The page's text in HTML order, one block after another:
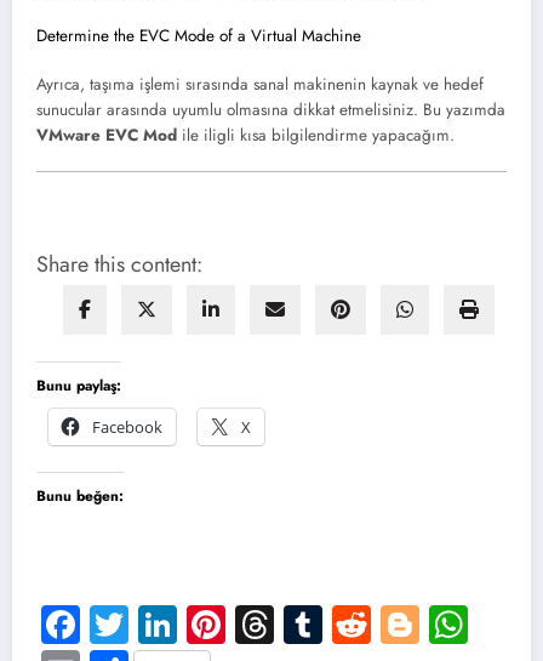
Determine the EVC Mode of a Virtual Machine
Ayrıca, taşıma işlemi sırasında sanal makinenin kaynak ve hedef
sunucular arasında uyumlu olmasına dikkat etmelisiniz. Bu yazımda
VMware EVC Mod ile iligli kısa bilgilendirme yapacağım.
Share this content:
Bunu paylaş:
Facebook
X
Bunu beğen:
Facebook
TwitterLinkedIn
Pinterest
Threads
Tumblr
Reddit